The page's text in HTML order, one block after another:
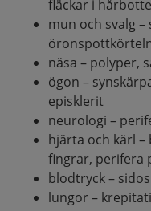
fläckar i
mun och svalg
näsa – polyper,
ögon –
episklerit
neurologi –
hjärta och kärl
fingrar, perifera
blodtryck –
lungor –